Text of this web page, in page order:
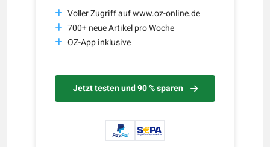
Voller Zugriff auf www.oz-online.de
700+ neue Artikel pro Woche
OZ-App inklusive
Jetzt testen und 90 % sparen